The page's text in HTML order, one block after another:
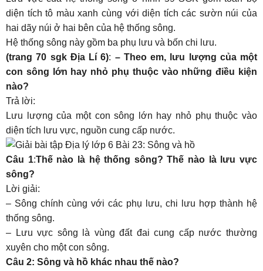
diện tích tô màu xanh cùng với diện tích các sườn núi của
hai dãy núi ở hai bên của hệ thống sông.
Hệ thống sông này gồm ba phụ lưu và bốn chi lưu.
(trang 70 sgk Địa Lí 6): – Theo em, lưu lượng của một
con sông lớn hay nhỏ phụ thuộc vào những điều kiện
nào?
Trả lời:
Lưu lượng của một con sông lớn hay nhỏ phụ thuộc vào
diện tích lưu vực, nguồn cung cấp nước.
Câu 1:Thế nào là hệ thống sông? Thế nào là lưu vực
sông?
Lời giải:
– Sông chính cùng với các phụ lưu, chi lưu hợp thành hệ
thống sông.
– Lưu vực sông là vùng đất đai cung cấp nước thường
xuyên cho một con sông.
Câu 2: Sông và hồ khác nhau thế nào?